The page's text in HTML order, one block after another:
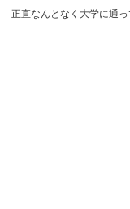
正直なんとなく大学に通